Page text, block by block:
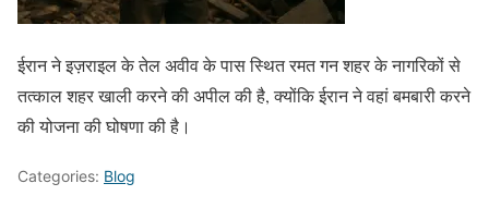
ईरान ने इज़राइल के तेल अवीव के पास स्थित रमत गन शहर के नागरिकों से
तत्काल शहर खाली करने की अपील की है, क्योंकि ईरान ने वहां बमबारी करने
की योजना की घोषणा की है।
Categories: Blog